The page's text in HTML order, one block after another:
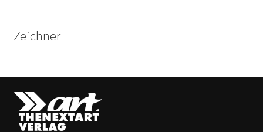
Zeichner